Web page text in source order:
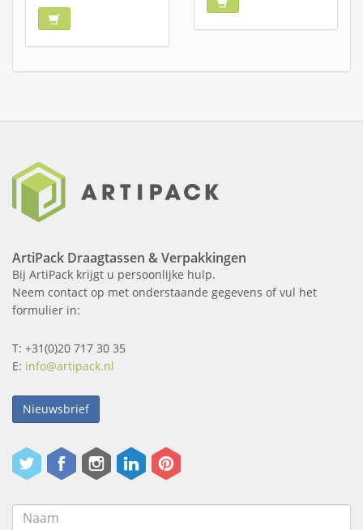
ArtiPack Draagtassen & Verpakkingen
Bij ArtiPack krijgt u persoonlijke hulp.
Neem contact op met onderstaande gegevens of vul het
formulier in:
T: +31(0)20 717 30 35
E: info@artipack.nl
Nieuwsbrief